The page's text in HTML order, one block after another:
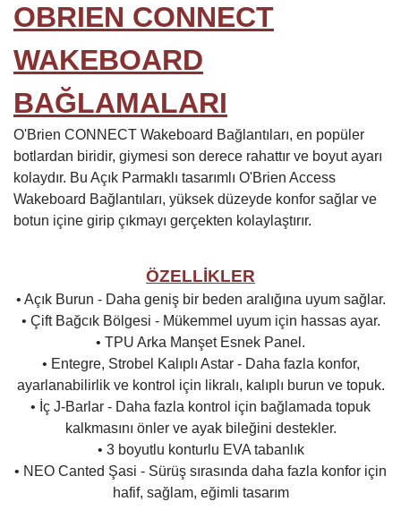
OBRIEN CONNECT
WAKEBOARD
BAĞLAMALARI
O'Brien CONNECT Wakeboard Bağlantıları, en popüler
botlardan biridir, giymesi son derece rahattır ve boyut ayarı
kolaydır. Bu Açık Parmaklı tasarımlı O'Brien Access
Wakeboard Bağlantıları, yüksek düzeyde konfor sağlar ve
botun içine girip çıkmayı gerçekten kolaylaştırır.
ÖZELLİKLER
• Açık Burun - Daha geniş bir beden aralığına uyum sağlar.
• Çift Bağcık Bölgesi - Mükemmel uyum için hassas ayar.
• TPU Arka Manşet Esnek Panel.
• Entegre, Strobel Kalıplı Astar - Daha fazla konfor,
ayarlanabilirlik ve kontrol için likralı, kalıplı burun ve topuk.
• İç J-Barlar - Daha fazla kontrol için bağlamada topuk
kalkmasını önler ve ayak bileğini destekler.
• 3 boyutlu konturlu EVA tabanlık
• NEO Canted Şasi - Sürüş sırasında daha fazla konfor için
hafif, sağlam, eğimli tasarım